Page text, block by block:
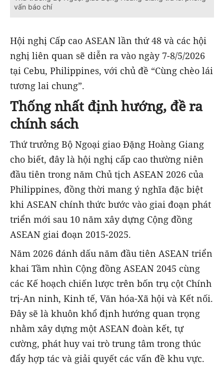
vấn báo chí
Hội nghị Cấp cao ASEAN lần thứ 48 và các hội
nghị liên quan sẽ diễn ra vào ngày 7-8/5/2026
tại Cebu, Philippines, với chủ đề “Cùng chèo lái
tương lai chung”.
Thống nhất định hướng, đề ra
chính sách
Thứ trưởng Bộ Ngoại giao Đặng Hoàng Giang
cho biết, đây là hội nghị cấp cao thường niên
đầu tiên trong năm Chủ tịch ASEAN 2026 của
Philippines, đồng thời mang ý nghĩa đặc biệt
khi ASEAN chính thức bước vào giai đoạn phát
triển mới sau 10 năm xây dựng Cộng đồng
ASEAN giai đoạn 2015-2025.
Năm 2026 đánh dấu năm đầu tiên ASEAN triển
khai Tầm nhìn Cộng đồng ASEAN 2045 cùng
các Kế hoạch chiến lược trên bốn trụ cột Chính
trị-An ninh, Kinh tế, Văn hóa-Xã hội và Kết nối.
Đây sẽ là khuôn khổ định hướng quan trọng
nhằm xây dựng một ASEAN đoàn kết, tự
cường, phát huy vai trò trung tâm trong thúc
đẩy hợp tác và giải quyết các vấn đề khu vực.